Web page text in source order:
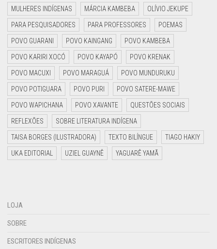
MULHERES INDÍGENAS MÁRCIA KAMBEBA OLÍVIO JEKUPE
PARA PESQUISADORES PARA PROFESSORES POEMAS
POVO GUARANI POVO KAINGANG POVO KAMBEBA
POVO KARIRI XOCÓ POVO KAYAPÓ POVO KRENAK
POVO MACUXI POVO MARAGUÁ POVO MUNDURUKU
POVO POTIGUARA POVO PURI POVO SATERE-MAWE
POVO WAPICHANA POVO XAVANTE QUESTÕES SOCIAIS
REFLEXÕES SOBRE LITERATURA INDÍGENA
TAISA BORGES (ILUSTRADORA) TEXTO BILÍNGUE TIAGO HAKIY
UKA EDITORIAL UZIEL GUAYNÊ YAGUARÊ YAMÃ
LOJA
SOBRE
ESCRITORES INDÍGENAS